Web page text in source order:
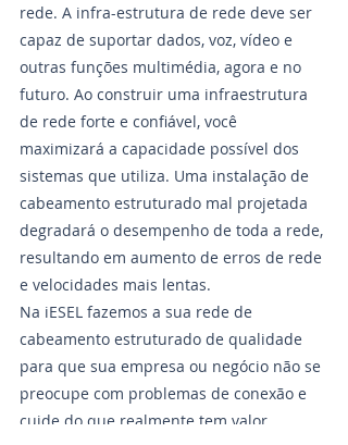
rede. A infra-estrutura de rede deve ser
capaz de suportar dados, voz, vídeo e
outras funções multimédia, agora e no
futuro. Ao construir uma infraestrutura
de rede forte e confiável, você
maximizará a capacidade possível dos
sistemas que utiliza. Uma instalação de
cabeamento estruturado mal projetada
degradará o desempenho de toda a rede,
resultando em aumento de erros de rede
e velocidades mais lentas.
Na iESEL fazemos a sua rede de
cabeamento estruturado de qualidade
para que sua empresa ou negócio não se
preocupe com problemas de conexão e
cuide do que realmente tem valor.